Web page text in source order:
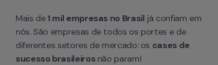
Mais de 1 mil empresas no Brasil já confiam em
nós. São empresas de todos os portes e de
diferentes setores de mercado: os cases de
sucesso brasileiros não param!